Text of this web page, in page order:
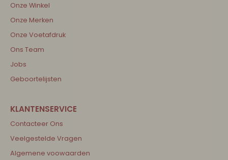
Onze Winkel
Onze Merken
Onze Voetafdruk
Ons Team
Jobs
Geboortelijsten
Contacteer Ons
Veelgestelde Vragen
Algemene voowaarden